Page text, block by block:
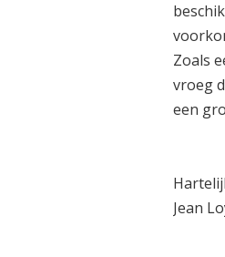
Zoals
vroeg
een
Jean